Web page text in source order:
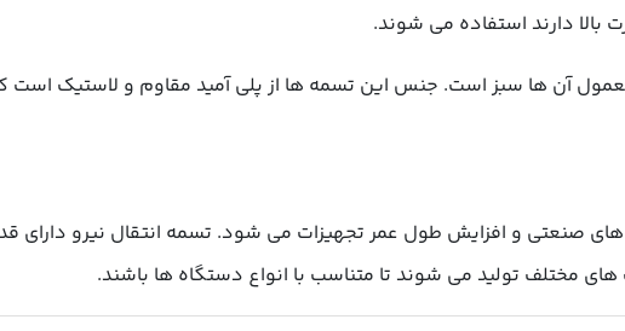
بالا دارند استفاده می شوند.
آن ها سبز است. جنس این تسمه ها از پلی آمید مقاوم و لاستیک است
صنعتی و افزایش طول عمر تجهیزات می شود. تسمه انتقال نیرو دارای
مختلف تولید می شوند تا متناسب با انواع دستگاه ها باشند.